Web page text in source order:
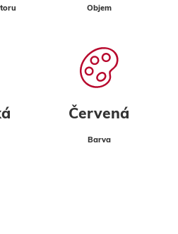
Objem
Červená
Barva